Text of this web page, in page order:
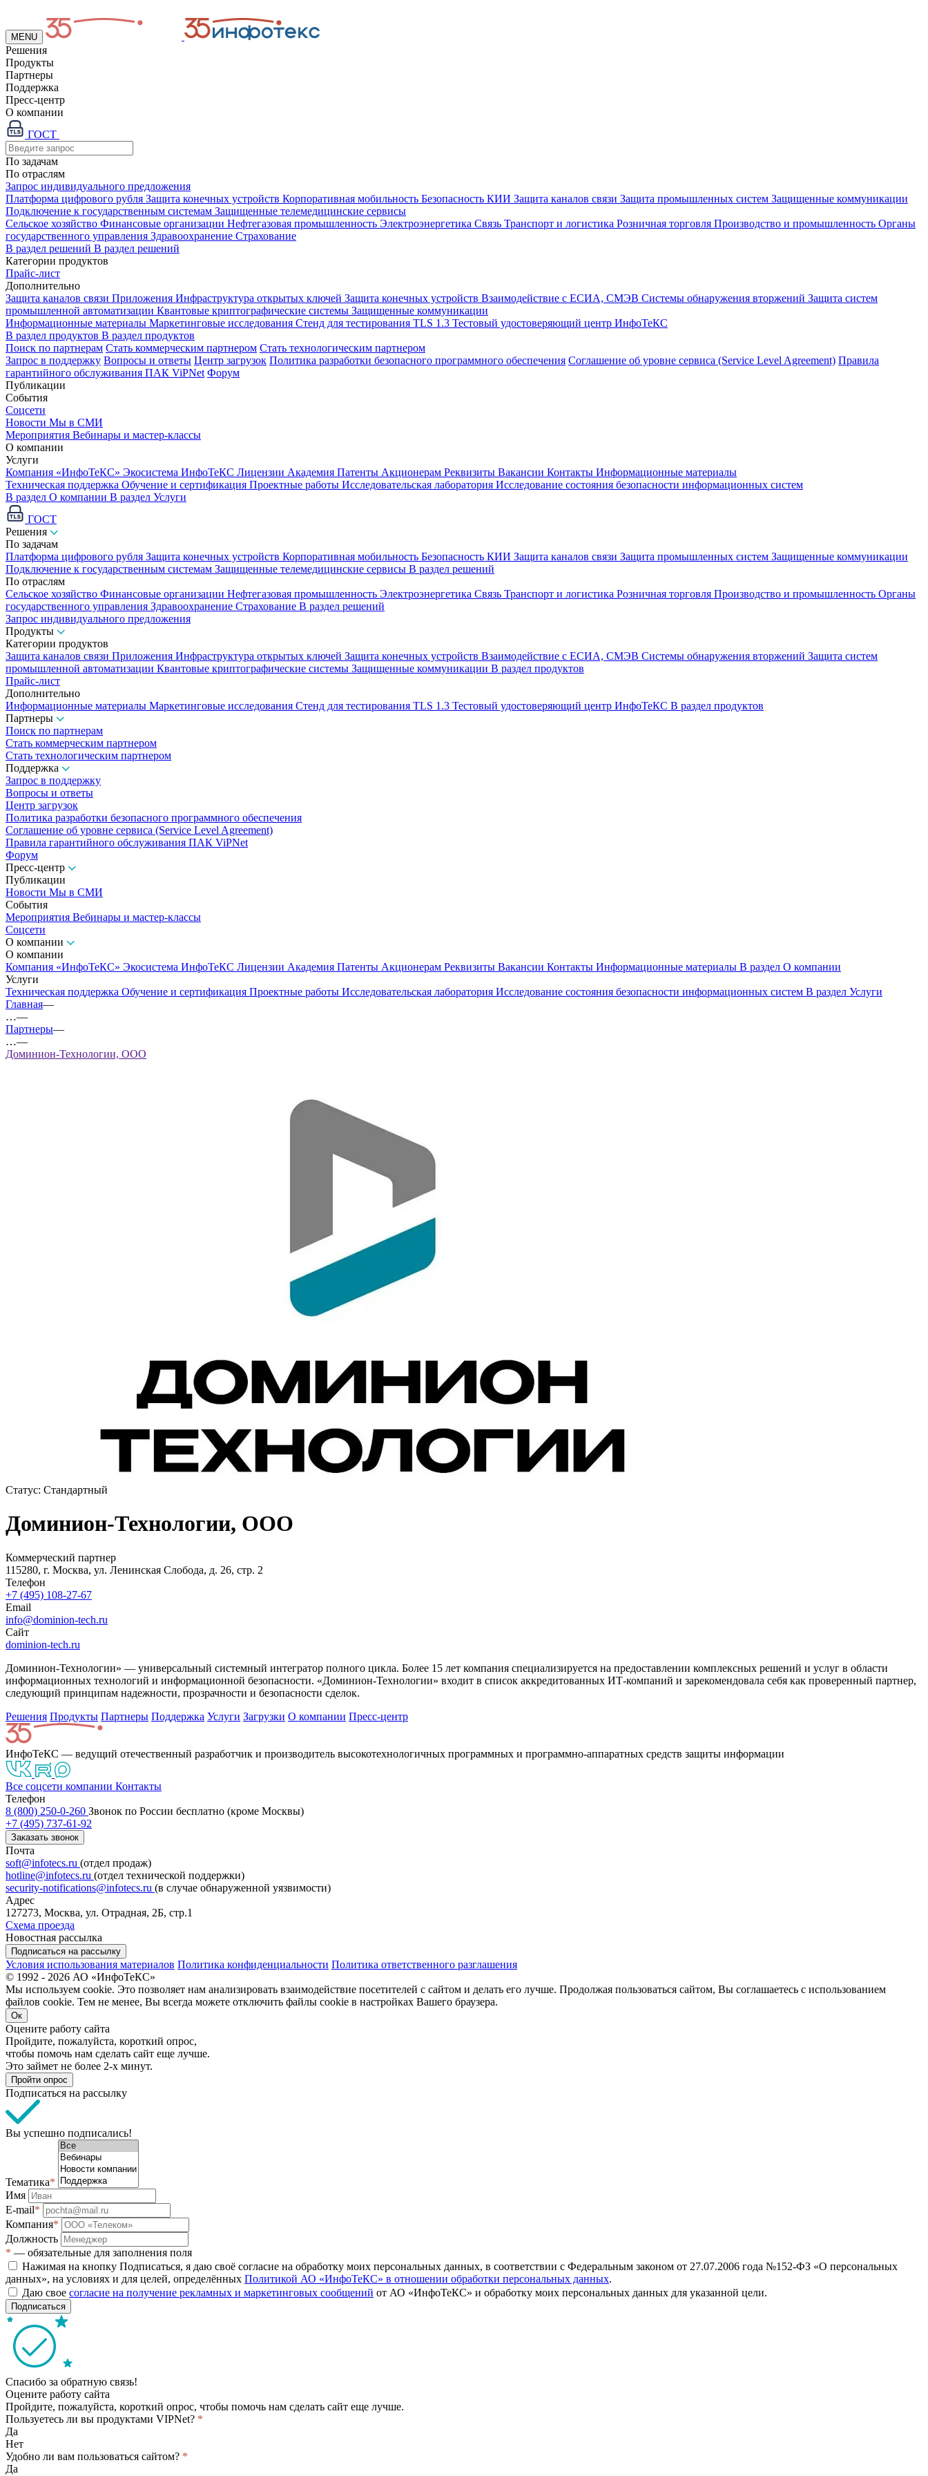
MENU
Решения
Продукты
Партнеры
Поддержка
Пресс-центр
О компании
ГОСТ
По задачам
По отраслям
Запрос индивидуального предложения
Платформа цифрового рубля Защита конечных устройств Корпоративная мобильность Безопасность КИИ Защита каналов связи Защита промышленных систем Защищенные коммуникации
Подключение к государственным системам Защищенные телемедицинские сервисы
Сельское хозяйство Финансовые организации Нефтегазовая промышленность Электроэнергетика Связь Транспорт и логистика Розничная торговля Производство и промышленность Органы
государственного управления Здравоохранение Страхование
В раздел решений В раздел решений
Категории продуктов
Прайс-лист
Дополнительно
Защита каналов связи Приложения Инфраструктура открытых ключей Защита конечных устройств Взаимодействие с ЕСИА, СМЭВ Системы обнаружения вторжений Защита систем
промышленной автоматизации Квантовые криптографические системы Защищенные коммуникации
Информационные материалы Маркетинговые исследования Стенд для тестирования TLS 1.3 Тестовый удостоверяющий центр ИнфоТеКС
В раздел продуктов В раздел продуктов
Поиск по партнерам Стать коммерческим партнером Стать технологическим партнером
Запрос в поддержку Вопросы и ответы Центр загрузок Политика разработки безопасного программного обеспечения Соглашение об уровне сервиса (Service Level Agreement) Правила
гарантийного обслуживания ПАК ViPNet Форум
Публикации
События
Соцсети
Новости Мы в СМИ
Мероприятия Вебинары и мастер-классы
О компании
Услуги
Компания «ИнфоТеКС» Экосистема ИнфоТеКС Лицензии Академия Патенты Акционерам Реквизиты Вакансии Контакты Информационные материалы
Техническая поддержка Обучение и сертификация Проектные работы Исследовательская лаборатория Исследование состояния безопасности информационных систем
В раздел О компании В раздел Услуги
ГОСТ
Решения
По задачам
Платформа цифрового рубля Защита конечных устройств Корпоративная мобильность Безопасность КИИ Защита каналов связи Защита промышленных систем Защищенные коммуникации
Подключение к государственным системам Защищенные телемедицинские сервисы В раздел решений
По отраслям
Сельское хозяйство Финансовые организации Нефтегазовая промышленность Электроэнергетика Связь Транспорт и логистика Розничная торговля Производство и промышленность Органы
государственного управления Здравоохранение Страхование В раздел решений
Запрос индивидуального предложения
Продукты
Категории продуктов
Защита каналов связи Приложения Инфраструктура открытых ключей Защита конечных устройств Взаимодействие с ЕСИА, СМЭВ Системы обнаружения вторжений Защита систем
промышленной автоматизации Квантовые криптографические системы Защищенные коммуникации В раздел продуктов
Прайс-лист
Дополнительно
Информационные материалы Маркетинговые исследования Стенд для тестирования TLS 1.3 Тестовый удостоверяющий центр ИнфоТеКС В раздел продуктов
Партнеры
Поиск по партнерам
Стать коммерческим партнером
Стать технологическим партнером
Поддержка
Запрос в поддержку
Вопросы и ответы
Центр загрузок
Политика разработки безопасного программного обеспечения
Соглашение об уровне сервиса (Service Level Agreement)
Правила гарантийного обслуживания ПАК ViPNet
Форум
Пресс-центр
Публикации
Новости Мы в СМИ
События
Мероприятия Вебинары и мастер-классы
Соцсети
О компании
О компании
Компания «ИнфоТеКС» Экосистема ИнфоТеКС Лицензии Академия Патенты Акционерам Реквизиты Вакансии Контакты Информационные материалы В раздел О компании
Услуги
Техническая поддержка Обучение и сертификация Проектные работы Исследовательская лаборатория Исследование состояния безопасности информационных систем В раздел Услуги
Главная—
…—
Партнеры—
…—
Доминион-Технологии, ООО
Статус: Стандартный
Доминион-Технологии, ООО
Коммерческий партнер
115280, г. Москва, ул. Ленинская Слобода, д. 26, стр. 2
Телефон
+7 (495) 108-27-67
Email
info@dominion-tech.ru
Сайт
dominion-tech.ru
Доминион-Технологии» — универсальный системный интегратор полного цикла. Более 15 лет компания специализируется на предоставлении комплексных решений и услуг в области
информационных технологий и информационной безопасности. «Доминион-Технологии» входит в список аккредитованных ИТ-компаний и зарекомендовала себя как проверенный партнер,
следующий принципам надежности, прозрачности и безопасности сделок.
Решения Продукты Партнeры Поддержка Услуги Загрузки О компании Пресс-центр
ИнфоТеКС — ведущий отечественный разработчик и производитель высокотехнологичных программных и программно-аппаратных средств защиты информации
Все соцсети компании Контакты
Телефон
8 (800) 250-0-260 Звонок по России бесплатно (кроме Москвы)
+7 (495) 737-61-92
Заказать звонок
Почта
soft@infotecs.ru (отдел продаж)
hotline@infotecs.ru (отдел технической поддержки)
security-notifications@infotecs.ru (в случае обнаруженной уязвимости)
Адрес
127273, Москва, ул. Отрадная, 2Б, стр.1
Схема проезда
Новостная рассылка
Подписаться на рассылку
Условия использования материалов Политика конфиденциальности Политика ответственного разглашения
© 1992 - 2026 АО «ИнфоТеКС»
Мы используем cookie. Это позволяет нам анализировать взаимодействие посетителей с сайтом и делать его лучше. Продолжая пользоваться сайтом, Вы соглашаетесь с использованием
файлов cookie. Тем не менее, Вы всегда можете отключить файлы cookie в настройках Вашего браузера.
Ок
Оцените работу сайта
Пройдите, пожалуйста, короткий опрос,
чтобы помочь нам сделать сайт еще лучше.
Это займет не более 2-х минут.
Пройти опрос
Подписаться на рассылку
Вы успешно подписались!
Тематика*
Имя
E-mail*
Компания*
Должность
* — обязательные для заполнения поля
Нажимая на кнопку Подписаться, я даю своё согласие на обработку моих персональных данных, в соответствии с Федеральным законом от 27.07.2006 года №152-ФЗ «О персональных
данных», на условиях и для целей, определённых Политикой АО «ИнфоТеКС» в отношении обработки персональных данных.
Даю свое согласие на получение рекламных и маркетинговых сообщений от АО «ИнфоТеКС» и обработку моих персональных данных для указанной цели.
Подписаться
Спасибо за обратную связь!
Оцените работу сайта
Пройдите, пожалуйста, короткий опрос, чтобы помочь нам сделать сайт еще лучше.
Пользуетесь ли вы продуктами VIPNet? *
Да
Нет
Удобно ли вам пользоваться сайтом? *
Да